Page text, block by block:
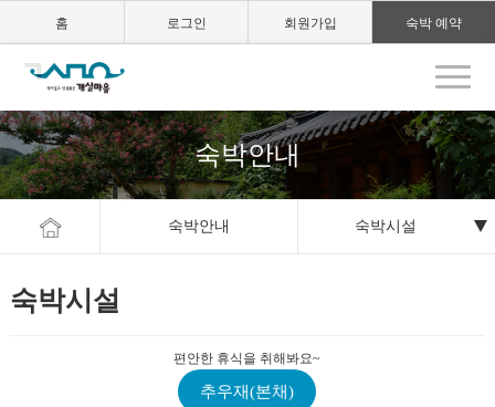
홈 로그인 회원가입 숙박 예약
숙박안내
숙박안내 숙박시설
숙박시설
편안한 휴식을 취해봐요~
추우재(본채)